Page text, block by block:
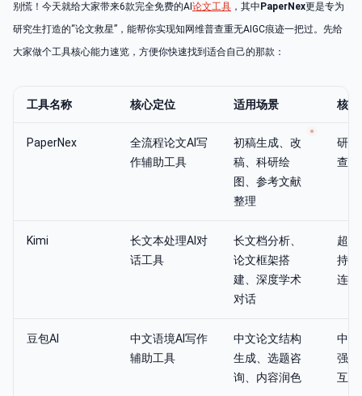
别慌！今天就给大家带来6款完全免费的AI 论文工具 ，其中 PaperNex更是专为
研究生打造的“论文救星”，能帮你实现知网维普查重无AIGC痕迹一把过。先给
大家做个工具核心能力速览，方便你快速找到适合自己的那款：
工具名称 核心定位 适用场景 核心
PaperNex
全流程论文AI写
作辅助工具
初稿生成、改
稿、科研绘
图、参考文献
整理
研究
查重
Kimi
长文本处理AI对
话工具
长文档分析、
论文框架搭
建、深度学术
对话
超
持，
连贯
豆包AI
中文语境AI写作
辅助工具
中文论文结构
生成、选题咨
询、内容润色
中文
强，
互